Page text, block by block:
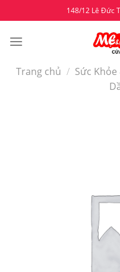
to
content
148/12 Lê Đức
Trang chủ / Sức